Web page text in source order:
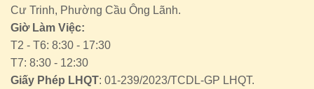
Cư Trinh, Phường Cầu Ông Lãnh.
Giờ Làm Việc:
T2 - T6: 8:30 - 17:30
T7: 8:30 - 12:30
Giấy Phép LHQT: 01-239/2023/TCDL-GP LHQT.